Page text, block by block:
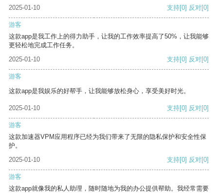
2025-01-10
支持[0] 反对[0]
游客
这款app是我工作上的得力助手，让我的工作效率提高了50%，让我能够
更轻松地完成工作任务。
2025-01-10
支持[0] 反对[0]
游客
这款app是我娱乐的好帮手，让我能够放松身心，享受美好时光。
2025-01-10 支持[0] 反对[0]
游客
这款加速器VPM应用程序已经为我们带来了无限的隐私保护和安全性保
护。
2025-01-10
支持[0] 反对[0]
游客
这款app就像我的私人助理，随时随地为我的办公提供帮助。我经常需要